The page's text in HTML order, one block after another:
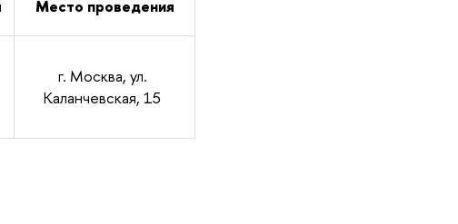
Место проведения
г. Москва, ул.
Каланчевская, 15